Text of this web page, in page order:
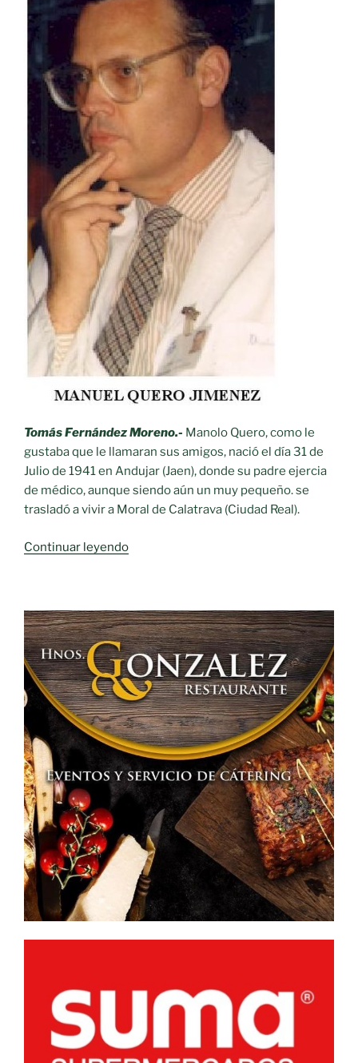
Tomás Fernández Moreno.- Manolo Quero, como le
gustaba que le llamaran sus amigos, nació el día 31 de
Julio de 1941 en Andujar (Jaen), donde su padre ejercia
de médico, aunque siendo aún un muy pequeño. se
trasladó a vivir a Moral de Calatrava (Ciudad Real).
Continuar leyendo«Personajes
Manuel
Quero
Jiménez»